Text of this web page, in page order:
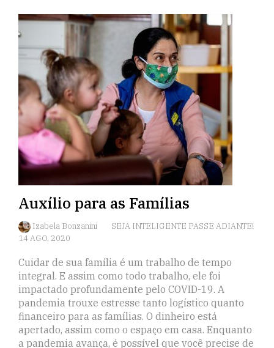
Auxílio para as Famílias
Izabela Bonzanini
SEJA INTELIGENTE PASSE ADIANTE!
14 AGO, 2020
Cuidar de sua família é um trabalho de tempo
integral. E assim como todo trabalho, ele foi
impactado profundamente pelo COVID-19. A
pandemia trouxe estresse tanto logístico quanto
financeiro para as famílias. O dinheiro está
apertado, assim como o espaço em casa. Enquanto
a pandemia avança, é possível que você precise de